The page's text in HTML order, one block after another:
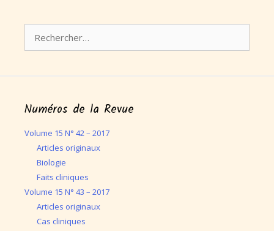
Numéros de la Revue
Volume 15 N° 42 – 2017
Articles originaux
Biologie
Faits cliniques
Volume 15 N° 43 – 2017
Articles originaux
Cas cliniques